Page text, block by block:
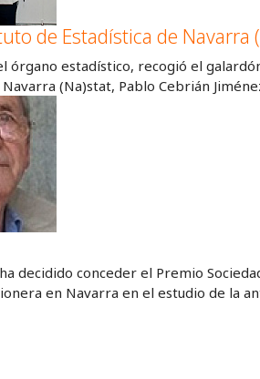
de Estadística de Navarra
órgano estadístico, recogió el
(Na)stat, Pablo Cebrián
decidido conceder el Premio
en Navarra en el estudio de la